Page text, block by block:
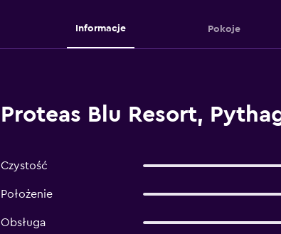
Informacje Pokoje
Proteas Blu Resort,
Czystość
Położenie
Obsługa